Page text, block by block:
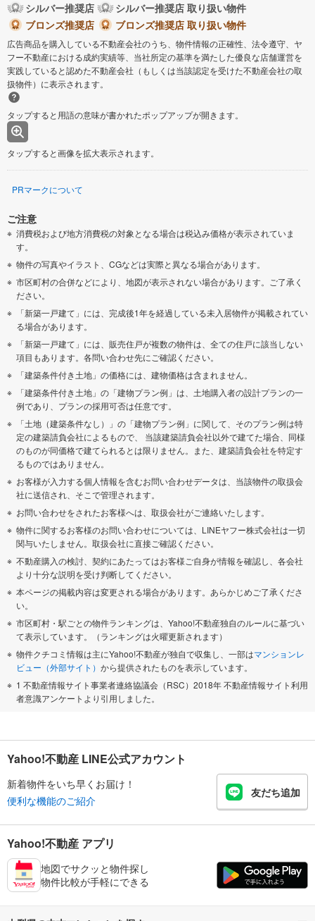
シルバー推奨店
シルバー推奨店 取り扱い物件
ブロンズ推奨店
ブロンズ推奨店 取り扱い物件
広告商品を購入している不動産会社のうち、物件情報の正確性、法令遵守、ヤ
フー不動産における成約実績等、当社所定の基準を満たした優良な店舗運営を
実践していると認めた不動産会社（もしくは当該認定を受けた不動産会社の取
扱物件）に表示されます。
タップすると用語の意味が書かれたポップアップが開きます。
タップすると画像を拡大表示されます。
PRマークについて
ご注意
消費税および地方消費税の対象となる場合は税込み価格が表示されていま
す。
物件の写真やイラスト、CGなどは実際と異なる場合があります。
市区町村の合併などにより、地図が表示されない場合があります。ご了承く
ださい。
「新築一戸建て」には、完成後1年を経過している未入居物件が掲載されてい
る場合があります。
「新築一戸建て」には、販売住戸が複数の物件は、全ての住戸に該当しない
項目もあります。各問い合わせ先にご確認ください。
「建築条件付き土地」の価格には、建物価格は含まれません。
「建築条件付き土地」の「建物プラン例」は、土地購入者の設計プランの一
例であり、プランの採用可否は任意です。
「土地（建築条件なし）」の「建物プラン例」に関して、そのプラン例は特
定の建築請負会社によるもので、 当該建築請負会社以外で建てた場合、同様
のものが同価格で建てられるとは限りません。また、建築請負会社を特定す
るものではありません。
お客様が入力する個人情報を含むお問い合わせデータは、当該物件の取扱会
社に送信され、そこで管理されます。
お問い合わせをされたお客様へは、取扱会社がご連絡いたします。
物件に関するお客様のお問い合わせについては、LINEヤフー株式会社は一切
関与いたしません。取扱会社に直接ご確認ください。
不動産購入の検討、契約にあたってはお客様ご自身が情報を確認し、各会社
より十分な説明を受け判断してください。
本ページの掲載内容は変更される場合があります。あらかじめご了承くださ
い。
市区町村・駅ごとの物件ランキングは、Yahoo!不動産独自のルールに基づい
て表示しています。（ランキングは火曜更新されます）
物件クチコミ情報は主にYahoo!不動産が独自で収集し、一部はマンションレ
ビュー（外部サイト） から提供されたものを表示しています。
1 不動産情報サイト事業者連絡協議会（RSC）2018年 不動産情報サイト利用
者意識アンケートより引用しました。
Yahoo!不動産 LINE公式アカウント
新着物件をいち早くお届け！
便利な機能のご紹介
友だち追加
Yahoo!不動産 アプリ
地図でサクッと物件探し
物件比較が手軽にできる